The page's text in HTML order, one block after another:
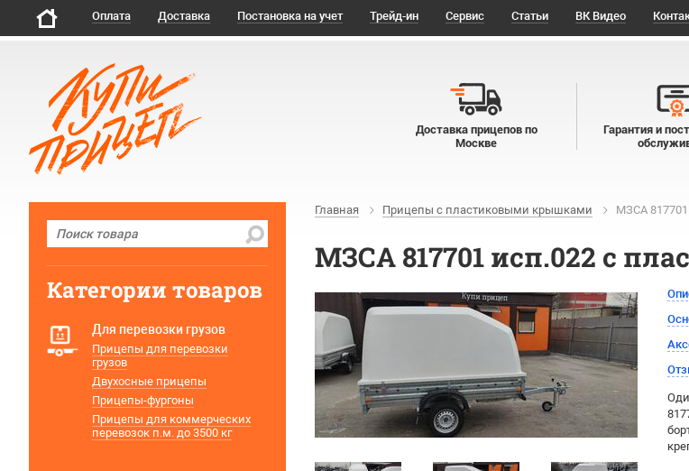
Оплата Доставка Постановка на учет Трейд-ин Сервис Статьи ВК Видео
Доставка прицепов по
Москве
Гарантия и
Главная Прицепы с пластиковыми крышками МЗСА
МЗСА 817701 исп.022 с
Категории товаров
Для перевозки грузов
Прицепы для перевозки
грузов
Двухосные прицепы
Прицепы-фургоны
Прицепы для коммерческих
перевозок п.м. до 3500 кг